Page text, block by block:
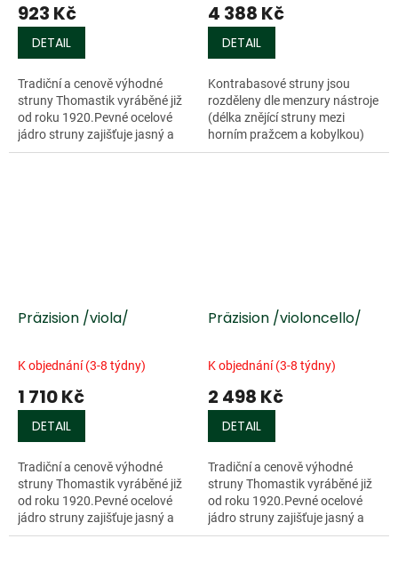
923 Kč
DETAIL
Tradiční a cenově výhodné
struny Thomastik vyráběné již
od roku 1920.Pevné ocelové
jádro struny zajišťuje jasný a
pevný tón. Ideální set pro
4 388 Kč
DETAIL
Kontrabasové struny jsou
rozděleny dle menzury nástroje
(délka znějící struny mezi
horním pražcem a kobylkou)
na 3/4 (menzura 104 - 106 cm)
Präzision /viola/
K objednání (3-8 týdny)
1 710 Kč
DETAIL
Tradiční a cenově výhodné
struny Thomastik vyráběné již
od roku 1920.Pevné ocelové
jádro struny zajišťuje jasný a
pevný tón. Ideální set pro
Präzision /violoncello/
K objednání (3-8 týdny)
2 498 Kč
DETAIL
Tradiční a cenově výhodné
struny Thomastik vyráběné již
od roku 1920.Pevné ocelové
jádro struny zajišťuje jasný a
pevný tón. Ideální set pro